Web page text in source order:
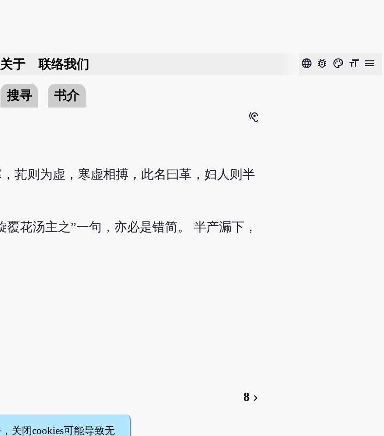
关于 联络我们 language bug_report color_lens format_size menu
搜寻
书介
hearing
芤则为虚，寒虚相搏，此名曰革，妇人则半
覆花汤主之”一句，亦必是错简。 半产漏下，
8chevron_right
关闭cookies可能导致无